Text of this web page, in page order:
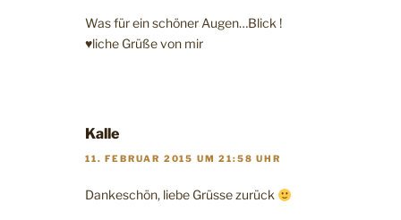
Was für ein schöner Augen…Blick !
♥liche Grüße von mir
Kalle
11. FEBRUAR 2015 UM 21:58 UHR
Dankeschön, liebe Grüsse zurück